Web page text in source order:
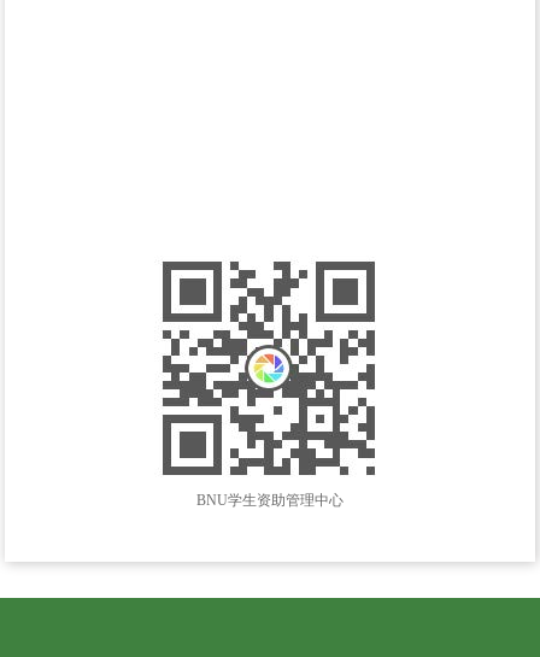
BNU学生资助管理中心